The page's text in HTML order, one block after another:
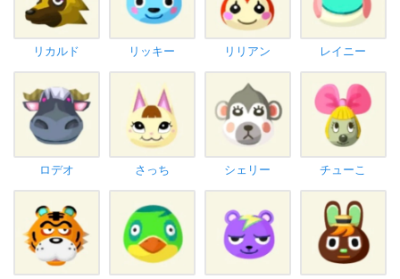
リカルド リッキー リリアン レイニー
ロデオ さっち シェリー チューこ